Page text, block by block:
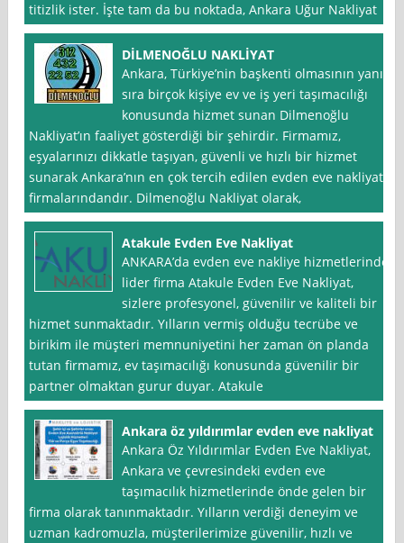
titizlik ister. İşte tam da bu noktada, Ankara Uğur Nakliyat
DİLMENOĞLU NAKLİYAT
Ankara, Türkiye’nin başkenti olmasının yanı
sıra birçok kişiye ev ve iş yeri taşımacılığı
konusunda hizmet sunan Dilmenoğlu
Nakliyat’ın faaliyet gösterdiği bir şehirdir. Firmamız,
eşyalarınızı dikkatle taşıyan, güvenli ve hızlı bir hizmet
sunarak Ankara’nın en çok tercih edilen evden eve nakliyat
firmalarındandır. Dilmenoğlu Nakliyat olarak,
Atakule Evden Eve Nakliyat
ANKARA’da evden eve nakliye hizmetlerinde
lider firma Atakule Evden Eve Nakliyat,
sizlere profesyonel, güvenilir ve kaliteli bir
hizmet sunmaktadır. Yılların vermiş olduğu tecrübe ve
birikim ile müşteri memnuniyetini her zaman ön planda
tutan firmamız, ev taşımacılığı konusunda güvenilir bir
partner olmaktan gurur duyar. Atakule
Ankara öz yıldırımlar evden eve nakliyat
Ankara Öz Yıldırımlar Evden Eve Nakliyat,
Ankara ve çevresindeki evden eve
taşımacılık hizmetlerinde önde gelen bir
firma olarak tanınmaktadır. Yılların verdiği deneyim ve
uzman kadromuzla, müşterilerimize güvenilir, hızlı ve